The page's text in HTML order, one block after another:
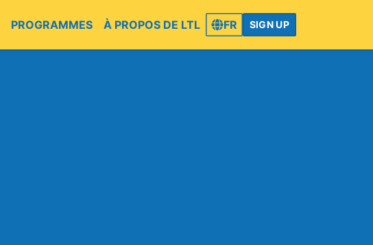
PROGRAMMES À PROPOS DE LTL FR SIGN UP